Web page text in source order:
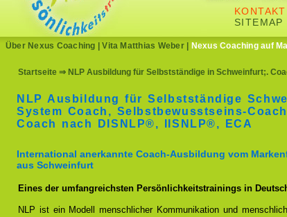
KONTAKT
SITEMAP
Über Nexus Coaching |Vita Matthias Weber| Nexus Coaching auf
Startseite ⇒ NLP Ausbildung für Selbstständige in Schweinfurt;.
NLP Ausbildung für Selbstständige
System Coach, Selbstbewusstseins-
Coach nach DISNLP®, IISNLP®, ECA
International anerkannte Coach-Ausbildung vom
aus Schweinfurt
Eines der umfangreichsten Persönlichkeitstrainings in
NLP ist ein Modell menschlicher Kommunikation und